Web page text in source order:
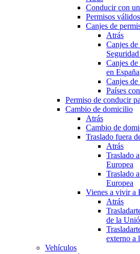
Conducir con
Permisos
Canjes de
Atrás
Canjes
Canjes
en España
Canjes
Países
Permiso de conducir
Cambio de domicilio
Atrás
Cambio de
Traslado fuera
Atrás
Traslado
Europea
Traslado
Europea
Vienes a vivir a
Atrás
de la
externo a
Vehículos